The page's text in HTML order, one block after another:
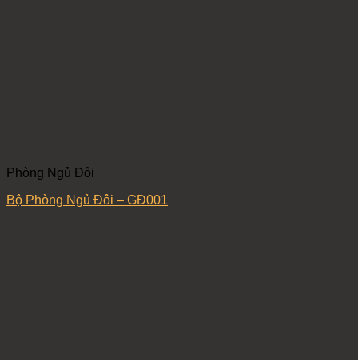
Phòng Ngủ Đôi
Bộ Phòng Ngủ Đôi – GĐ001